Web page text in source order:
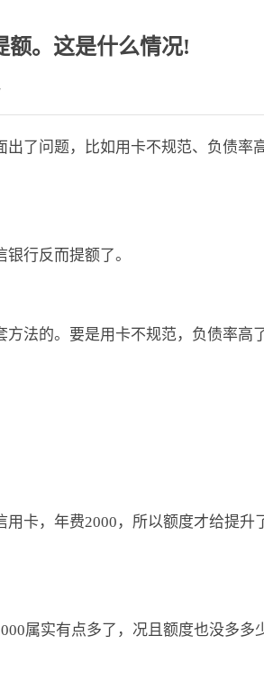
额。这是什么情况!
了问题，比如用卡不规范、负债率
行反而提额了。
法的。要是用卡不规范，负债率高
卡，年费2000，所以额度才给提升
属实有点多了，况且额度也没多多